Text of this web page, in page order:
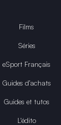
Films
Séries
eSport Français
Guides d’achats
Guides et tutos
L'édito